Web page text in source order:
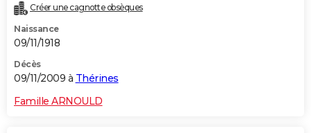
Créer une cagnotte obsèques
Naissance
09/11/1918
Décès
09/11/2009 à Thérines
Famille ARNOULD